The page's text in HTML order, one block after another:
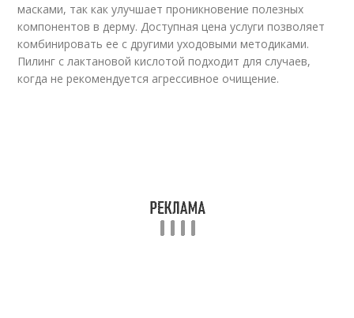
масками, так как улучшает проникновение полезных
компонентов в дерму. Доступная цена услуги позволяет
комбинировать ее с другими уходовыми методиками.
Пилинг с лактановой кислотой подходит для случаев,
когда не рекомендуется агрессивное очищение.